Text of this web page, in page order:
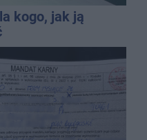
kogo, jak ją